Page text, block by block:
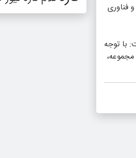
فناوری
با توجه
مجموعه،